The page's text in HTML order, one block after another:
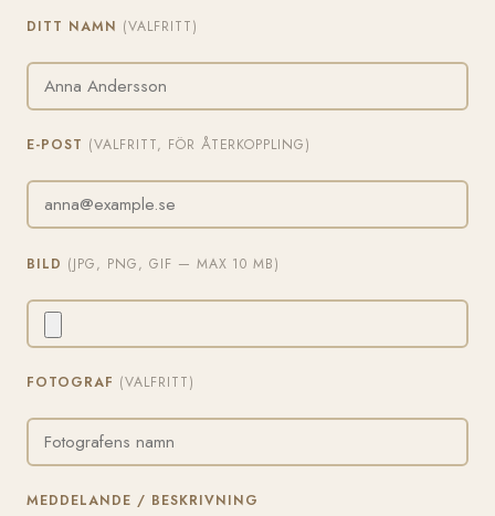
DITT NAMN (VALFRITT)
E-POST (VALFRITT, FÖR ÅTERKOPPLING)
BILD (JPG, PNG, GIF — MAX 10 MB)
FOTOGRAF (VALFRITT)
MEDDELANDE / BESKRIVNING